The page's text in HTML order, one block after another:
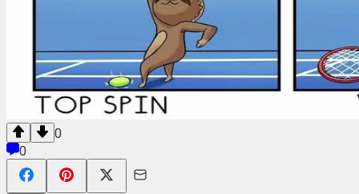
0
0